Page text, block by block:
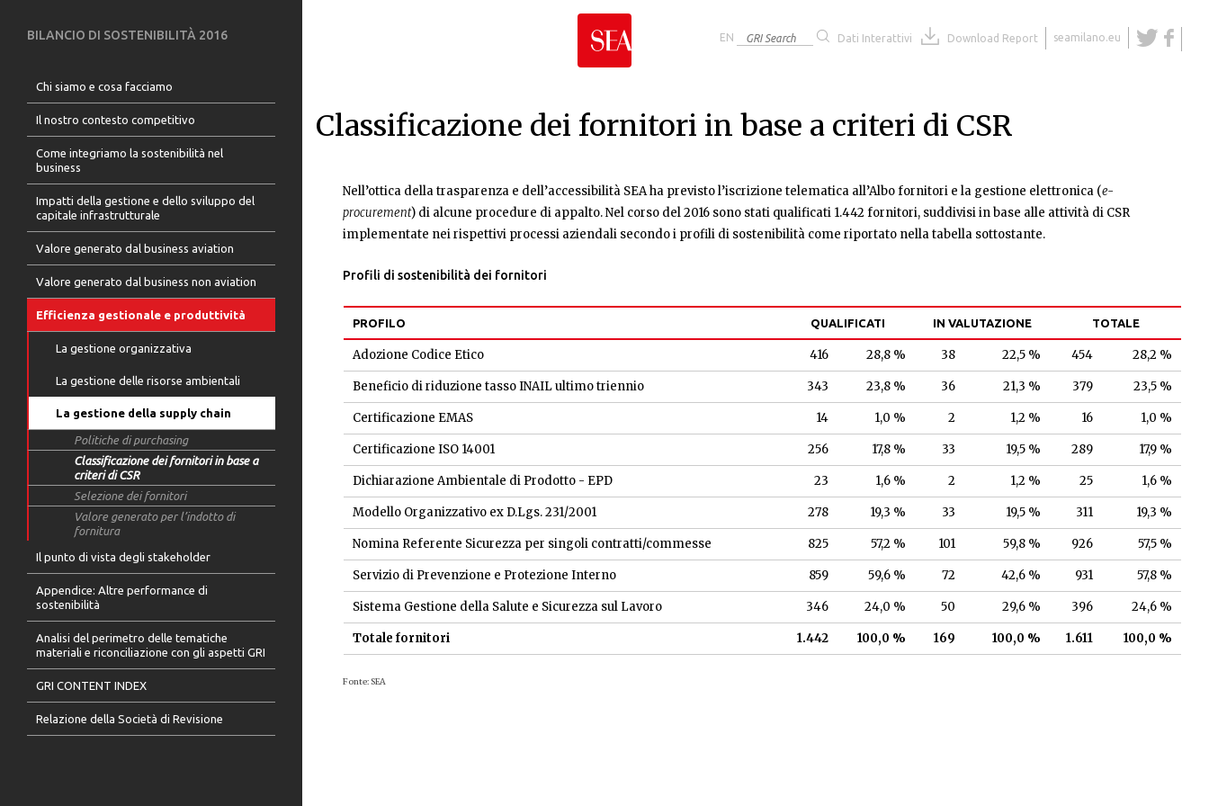
Jump to navigation
Dati Interattivi Download Report seamilano.eu
EN
Classificazione dei fornitori in base a criteri di CSR
Nell’ottica della trasparenza e dell’accessibilità SEA ha previsto l’iscrizione telematica all’Albo fornitori e la gestione elettronica (e-
procurement) di alcune procedure di appalto. Nel corso del 2016 sono stati qualificati 1.442 fornitori, suddivisi in base alle attività di CSR
implementate nei rispettivi processi aziendali secondo i profili di sostenibilità come riportato nella tabella sottostante.
Profili di sostenibilità dei fornitori
PROFILO QUALIFICATI IN VALUTAZIONE TOTALE
Adozione Codice Etico 416 28,8 % 38 22,5 % 454 28,2 %
Beneficio di riduzione tasso INAIL ultimo triennio 343 23,8 % 36 21,3 % 379 23,5 %
Certificazione EMAS 14 1,0 % 2 1,2 % 16 1,0 %
Certificazione ISO 14001 256 17,8 % 33 19,5 % 289 17,9 %
Dichiarazione Ambientale di Prodotto - EPD 23 1,6 % 2 1,2 % 25 1,6 %
Modello Organizzativo ex D.Lgs. 231/2001 278 19,3 % 33 19,5 % 311 19,3 %
Nomina Referente Sicurezza per singoli contratti/commesse 825 57,2 % 101 59,8 % 926 57,5 %
Servizio di Prevenzione e Protezione Interno 859 59,6 % 72 42,6 % 931 57,8 %
Sistema Gestione della Salute e Sicurezza sul Lavoro 346 24,0 % 50 29,6 % 396 24,6 %
Totale fornitori 1.442 100,0 % 169 100,0 % 1.611 100,0 %
Fonte: SEA
BILANCIO DI SOSTENIBILITÀ 2016
Chi siamo e cosa facciamo
Il nostro contesto competitivo
Come integriamo la sostenibilità nel
business
Impatti della gestione e dello sviluppo del
capitale infrastrutturale
Valore generato dal business aviation
Valore generato dal business non aviation
Efficienza gestionale e produttività
La gestione organizzativa
La gestione delle risorse ambientali
La gestione della supply chain
Politiche di purchasing
Classificazione dei fornitori in base a
criteri di CSR
Selezione dei fornitori
Valore generato per l’indotto di
fornitura
Il punto di vista degli stakeholder
Appendice: Altre performance di
sostenibilità
Analisi del perimetro delle tematiche
materiali e riconciliazione con gli aspetti GRI
GRI CONTENT INDEX
Relazione della Società di Revisione